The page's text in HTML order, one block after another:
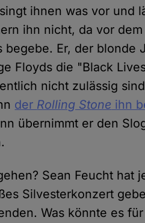
ihnen was vor und
ihn nicht, da vor
begebe. Er, der blonde
Floyds die "Black
nicht zulässig
der Rolling Stone ihn
übernimmt er den
Sean Feucht hat
Silvesterkonzert
Was könnte es